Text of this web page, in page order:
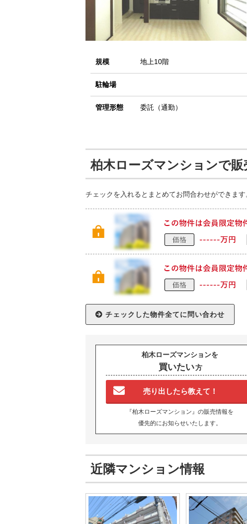
規模 地上10階
駐輪場
管理形態 委託（通勤）
柏木ローズマンションで販
チェックを入れるとまとめてお問合わせができます
柏木ローズマンションを
買いたい方
売り出したら教えて！
『柏木ローズマンション』の販売情報を
優先的にお知らせいたします。
近隣マンション情報